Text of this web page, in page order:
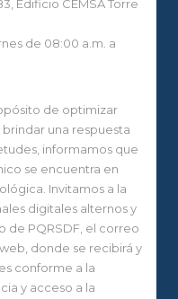
Edificio CEMSA Torre
de 08:00 a.m. a
de optimizar
una respuesta
informamos que
se encuentra en
Invitamos a la
digitales alternos y
de PQRSDF, el correo
donde se recibirá y
conforme a la
y acceso a la